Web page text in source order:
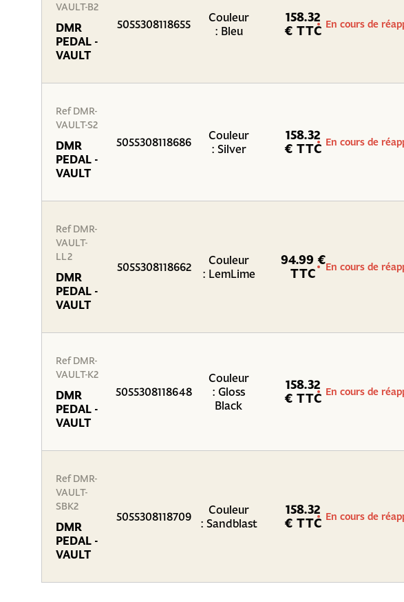
VAULT-B2
DMR
PEDAL -
VAULT
5055308118655
Couleur
: Bleu
158.32
€ TTC En cours de
Ref DMR-
VAULT-S2
DMR
PEDAL -
VAULT
5055308118686
Couleur
: Silver
158.32
€ TTC En cours de
Ref DMR-
VAULT-
LL2
DMR
PEDAL -
VAULT
5055308118662
Couleur
: LemLime
94.99 €
TTC
En cours de
Ref DMR-
VAULT-K2
DMR
PEDAL -
VAULT
5055308118648
Couleur
: Gloss
Black
158.32
€ TTC En cours de
Ref DMR-
VAULT-
SBK2
DMR
PEDAL -
VAULT
5055308118709
Couleur
: Sandblast
158.32
€ TTC En cours de